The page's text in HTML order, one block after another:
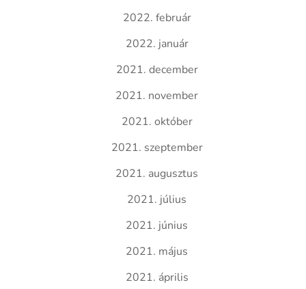
2022. február
2022. január
2021. december
2021. november
2021. október
2021. szeptember
2021. augusztus
2021. július
2021. június
2021. május
2021. április